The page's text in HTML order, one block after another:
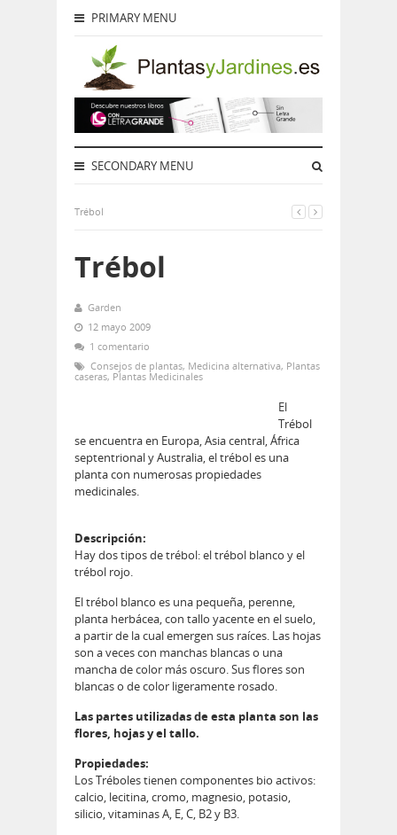
PRIMARY MENU
SECONDARY MENU
Trébol
Trébol
Garden
12 mayo 2009
1 comentario
Consejos de plantas, Medicina alternativa, Plantas
caseras, Plantas Medicinales
El
Trébol
se encuentra en Europa, Asia central, África
septentrional y Australia, el trébol es una
planta con numerosas propiedades
medicinales.
Descripción:
Hay dos tipos de trébol: el trébol blanco y el
trébol rojo.
El trébol blanco es una pequeña, perenne,
planta herbácea, con tallo yacente en el suelo,
a partir de la cual emergen sus raíces. Las hojas
son a veces con manchas blancas o una
mancha de color más oscuro. Sus flores son
blancas o de color ligeramente rosado.
Las partes utilizadas de esta planta son las
flores, hojas y el tallo.
Propiedades:
Los Tréboles tienen componentes bio activos:
calcio, lecitina, cromo, magnesio, potasio,
silicio, vitaminas A, E, C, B2 y B3.